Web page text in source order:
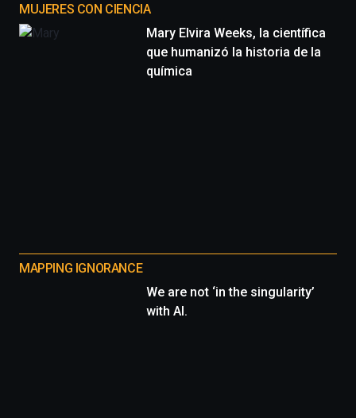
MUJERES CON CIENCIA
Mary Elvira Weeks, la científica
que humanizó la historia de la
química
MAPPING IGNORANCE
We are not ‘in the singularity’
with AI.